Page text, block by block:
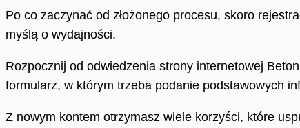
Po co zaczynać od złożonego procesu, skoro
myślą o wydajności.
Rozpocznij od odwiedzenia strony internetowej
formularz, w którym trzeba podanie podstawowych
Z nowym kontem otrzymasz wiele korzyści, które